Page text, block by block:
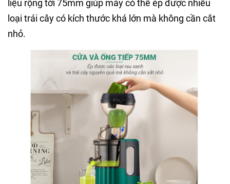
liệu rộng tới 75mm giúp máy có thể ép được nhiều
loại trái cây có kích thước khá lớn mà không cần cắt
nhỏ.